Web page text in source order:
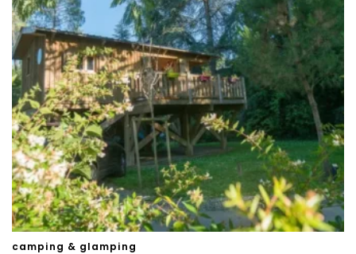
camping & glamping